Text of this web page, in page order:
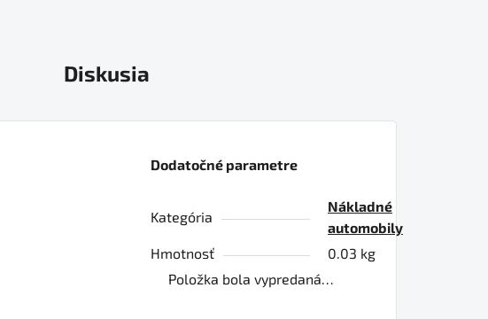
Diskusia
Dodatočné parametre
Kategória
Nákladné
automobily
Hmotnosť
0.03 kg
Položka bola vypredaná…